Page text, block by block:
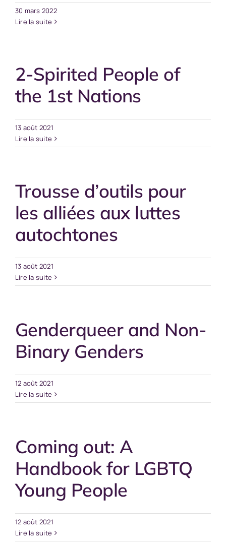
30 mars 2022
Lire la suite
2-Spirited People of
the 1st Nations
13 août 2021
Lire la suite
Trousse d’outils pour
les alliées aux luttes
autochtones
13 août 2021
Lire la suite
Genderqueer and Non-
Binary Genders
12 août 2021
Lire la suite
Coming out: A
Handbook for LGBTQ
Young People
12 août 2021
Lire la suite